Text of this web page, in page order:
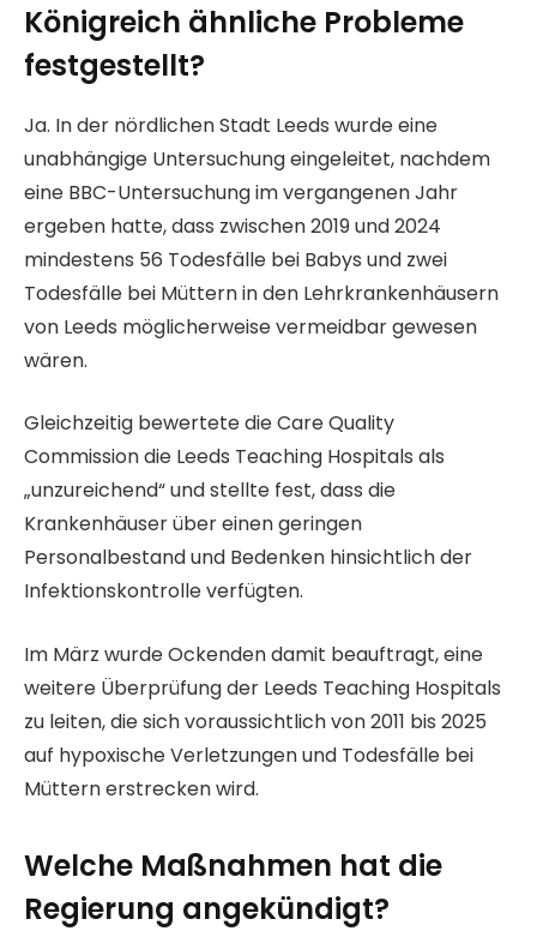
Königreich ähnliche Probleme
festgestellt?
Ja. In der nördlichen Stadt Leeds wurde eine
unabhängige Untersuchung eingeleitet, nachdem
eine BBC-Untersuchung im vergangenen Jahr
ergeben hatte, dass zwischen 2019 und 2024
mindestens 56 Todesfälle bei Babys und zwei
Todesfälle bei Müttern in den Lehrkrankenhäusern
von Leeds möglicherweise vermeidbar gewesen
wären.
Gleichzeitig bewertete die Care Quality
Commission die Leeds Teaching Hospitals als
„unzureichend“ und stellte fest, dass die
Krankenhäuser über einen geringen
Personalbestand und Bedenken hinsichtlich der
Infektionskontrolle verfügten.
Im März wurde Ockenden damit beauftragt, eine
weitere Überprüfung der Leeds Teaching Hospitals
zu leiten, die sich voraussichtlich von 2011 bis 2025
auf hypoxische Verletzungen und Todesfälle bei
Müttern erstrecken wird.
Welche Maßnahmen hat die
Regierung angekündigt?